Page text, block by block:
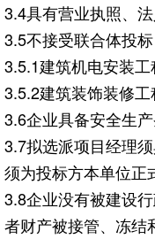
3.4具有营业执照、
3.5不接受联合体投
3.5.1建筑机电安装工
3.5.2建筑装饰装修工
3.6企业具备安全生
3.7拟选派项目经理
须为投标方本单位正
3.8企业没有被建设
者财产被接管、冻结